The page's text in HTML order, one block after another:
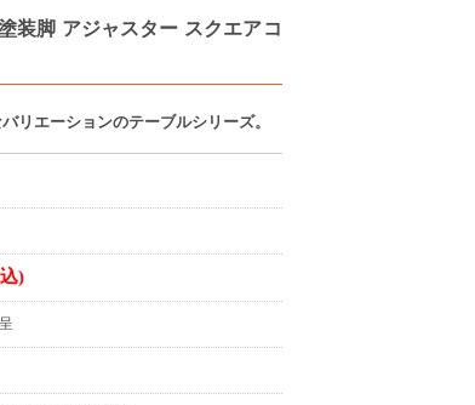
装脚 アジャスター スクエアコ
リエーションのテーブルシリーズ。
)